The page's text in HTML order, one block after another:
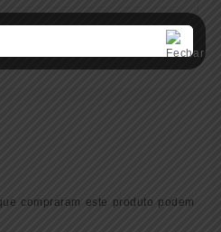
compraram este produto podem